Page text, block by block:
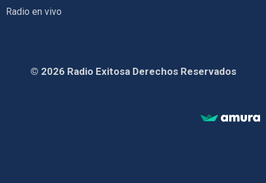
Radio en vivo
© 2026 Radio Exitosa Derechos Reservados